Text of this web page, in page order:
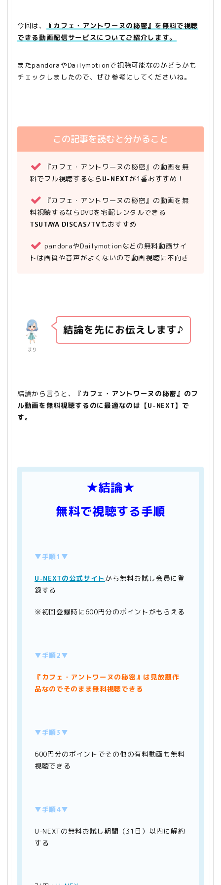
今回は、
『カフェ・アントワーヌの秘密』を無料で視聴
できる動画配信サービスについてご紹介します。
またpandoraやDailymotionで視聴可能なのかどうかも
チェックしましたので、ぜひ参考にしてくださいね。
この記事を読むと分かること
『カフェ・アントワーヌの秘密』の動画を無
料でフル視聴するなら U-NEXTが1番おすすめ！
『カフェ・アントワーヌの秘密』の動画を無
料視聴するならDVDを宅配レンタルできる
TSUTAYA DISCAS/TVもおすすめ
pandoraやDailymotionなどの無料動画サイ
トは画質や音声がよくないので動画視聴に不向き
まり
結論を先にお伝えします♪
結論から言うと、
『カフェ・アントワーヌの秘密』のフ
ル動画を無料視聴するのに最適なのは【U-NEXT】で
す。
★結論★
無料で視聴する手順
▼手順1▼
U-NEXTの公式サイトから無料お試し会員に登
録する
※初回登録時に600円分のポイントがもらえる
▼手順2▼
『カフェ・アントワーヌの秘密』は見放題作
品なのでそのまま無料視聴できる
▼手順3▼
600円分のポイントでその他の有料動画も無料
視聴できる
▼手順4▼
U-NEXTの無料お試し期間（31日）以内に解約
する